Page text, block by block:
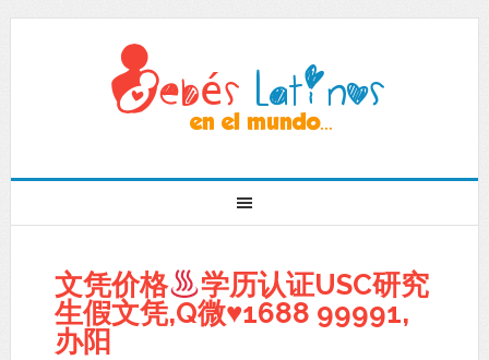
文凭价格
学历认证USC研究
生假文凭,Q微♥1688 99991,
办阳